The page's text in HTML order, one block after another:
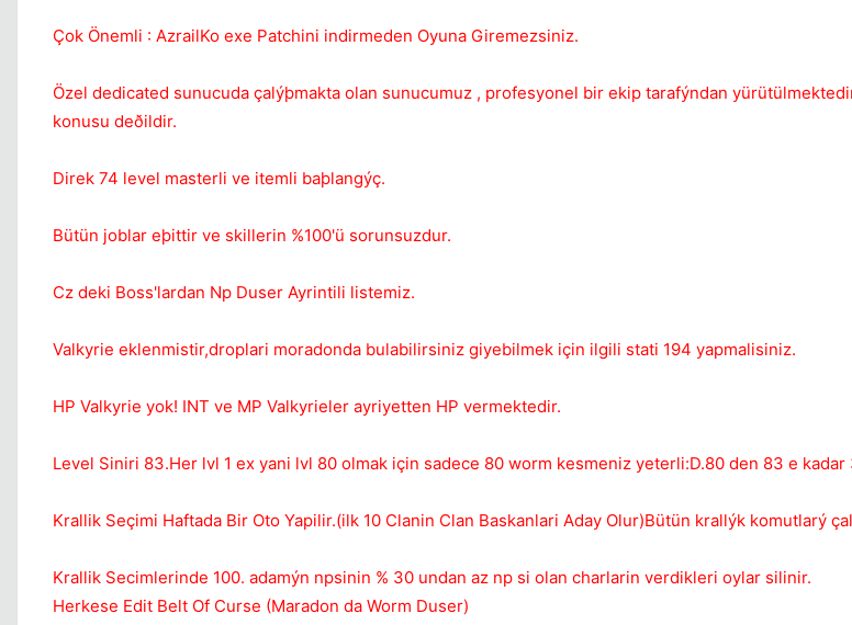
Çok Önemli : AzrailKo exe Patchini indirmeden Oyuna Giremezsiniz.
Özel dedicated sunucuda çalýþmakta olan sunucumuz , profesyonel bir ekip tarafýndan
konusu deðildir.
Direk 74 level masterli ve itemli baþlangýç.
Bütün joblar eþittir ve skillerin %100'ü sorunsuzdur.
Cz deki Boss'lardan Np Duser Ayrintili listemiz.
Valkyrie eklenmistir,droplari moradonda bulabilirsiniz giyebilmek için ilgili stati 194 yapmalisiniz.
HP Valkyrie yok! INT ve MP Valkyrieler ayriyetten HP vermektedir.
Level Siniri 83.Her lvl 1 ex yani lvl 80 olmak için sadece 80 worm kesmeniz yeterli:D.80 den 83 e
Krallik Seçimi Haftada Bir Oto Yapilir.(ilk 10 Clanin Clan Baskanlari Aday Olur)Bütün krallýk komutlarý
Krallik Secimlerinde 100. adamýn npsinin % 30 undan az np si olan charlarin verdikleri oylar silinir.
Herkese Edit Belt Of Curse (Maradon da Worm Duser)